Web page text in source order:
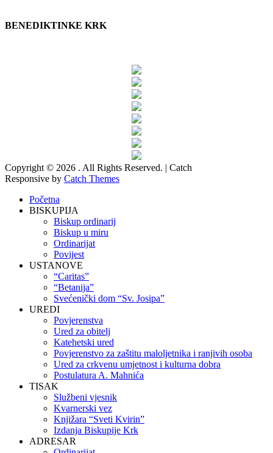
BENEDIKTINKE KRK
Copyright © 2026 . All Rights Reserved. | Catch
Responsive by Catch Themes
Početna
BISKUPIJA
Biskup ordinarij
Biskup u miru
Ordinarijat
Povijest
USTANOVE
“Caritas”
“Betanija”
Svećenički dom “Sv. Josipa”
UREDI
Povjerenstva
Ured za obitelj
Katehetski ured
Povjerenstvo za zaštitu maloljetnika i ranjivih osoba
Ured za crkvenu umjetnost i kulturna dobra
Postulatura A. Mahnića
TISAK
Službeni vjesnik
Kvarnerski vez
Knjižara “Sveti Kvirin”
Izdanja Biskupije Krk
ADRESAR